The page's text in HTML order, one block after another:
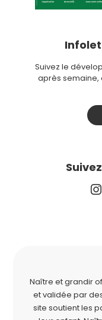
Suivez le
après semaine,
Naître et grandir
et validée par
site soutient les